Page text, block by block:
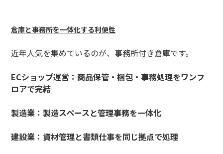
倉庫と事務所を一体化する利便性
近年人気を集めているのが、事務所付き倉庫です。
ECショップ運営：商品保管・梱包・事務処理をワンフ
ロアで完結
製造業：製造スペースと管理事務を一体化
建設業：資材管理と書類仕事を同じ拠点で処理